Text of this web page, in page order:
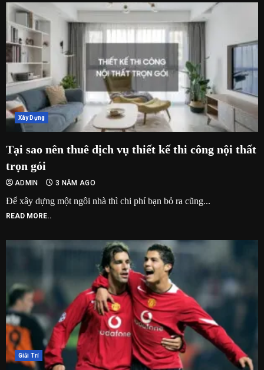
Xây Dựng
Tại sao nên thuê dịch vụ thiết kế thi công nội thất
trọn gói
ADMIN 3 NĂM AGO
Để xây dựng một ngôi nhà thì chi phí bạn bỏ ra cũng...
READ MORE..
Giải Trí